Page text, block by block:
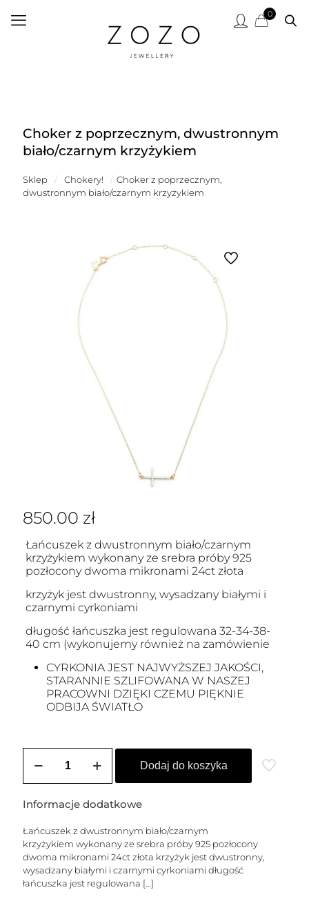
0
Choker z poprzecznym, dwustronnym
biało/czarnym krzyżykiem
Sklep / Chokery! / Choker z poprzecznym,
dwustronnym biało/czarnym krzyżykiem
850.00 zł
Łańcuszek z dwustronnym biało/czarnym
krzyżykiem wykonany ze srebra próby 925
pozłocony dwoma mikronami 24ct złota
krzyżyk jest dwustronny, wysadzany białymi i
czarnymi cyrkoniami
długość łańcuszka jest regulowana 32-34-38-
40 cm (wykonujemy również na zamówienie
CYRKONIA JEST NAJWYŻSZEJ JAKOŚCI,
STARANNIE SZLIFOWANA W NASZEJ
PRACOWNI DZIĘKI CZEMU PIĘKNIE
ODBIJA ŚWIATŁO
Choker
dwustronnym
krzyżykiem
Dodaj do koszyka
Informacje dodatkowe
Łańcuszek z dwustronnym biało/czarnym
krzyżykiem wykonany ze srebra próby 925 pozłocony
dwoma mikronami 24ct złota krzyżyk jest dwustronny,
wysadzany białymi i czarnymi cyrkoniami długość
łańcuszka jest regulowana […]